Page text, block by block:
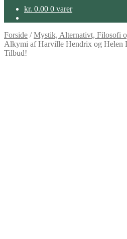
kr. 0.00 0 varer
Forside /Mystik, Alternativt, Filosofi
Alkymi af Harville Hendrix og Helen
Tilbud!